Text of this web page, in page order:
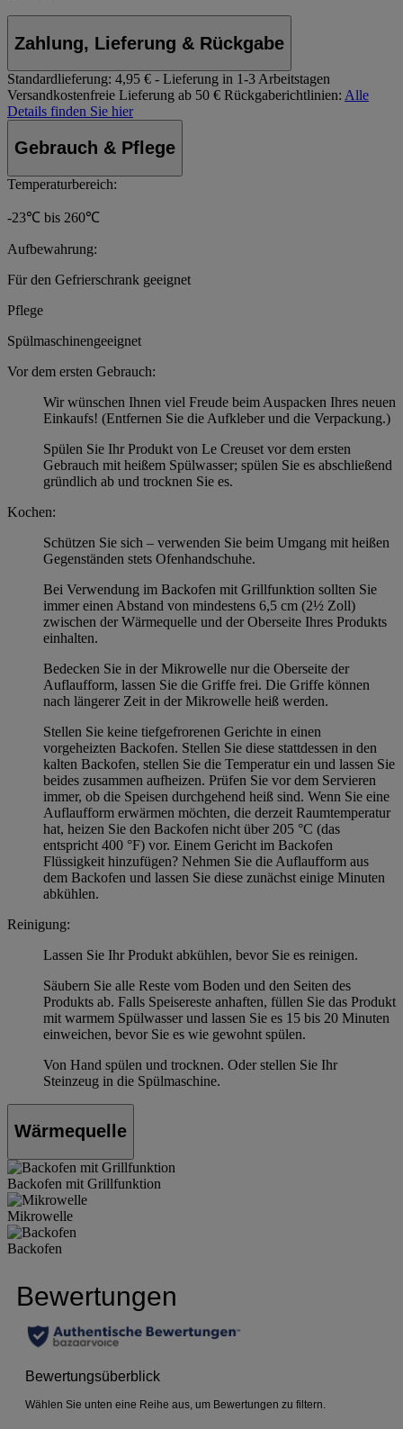
Zahlung, Lieferung & Rückgabe
Standardlieferung: 4,95 € - Lieferung in 1-3 Arbeitstagen
Versandkostenfreie Lieferung ab 50 € Rückgaberichtlinien: Alle
Details finden Sie hier
Gebrauch & Pflege
Temperaturbereich:
-23℃ bis 260℃
Aufbewahrung:
Für den Gefrierschrank geeignet
Pflege
Spülmaschinengeeignet
Vor dem ersten Gebrauch:
Wir wünschen Ihnen viel Freude beim Auspacken Ihres neuen
Einkaufs! (Entfernen Sie die Aufkleber und die Verpackung.)
Spülen Sie Ihr Produkt von Le Creuset vor dem ersten
Gebrauch mit heißem Spülwasser; spülen Sie es abschließend
gründlich ab und trocknen Sie es.
Kochen:
Schützen Sie sich – verwenden Sie beim Umgang mit heißen
Gegenständen stets Ofenhandschuhe.
Bei Verwendung im Backofen mit Grillfunktion sollten Sie
immer einen Abstand von mindestens 6,5 cm (2½ Zoll)
zwischen der Wärmequelle und der Oberseite Ihres Produkts
einhalten.
Bedecken Sie in der Mikrowelle nur die Oberseite der
Auflaufform, lassen Sie die Griffe frei. Die Griffe können
nach längerer Zeit in der Mikrowelle heiß werden.
Stellen Sie keine tiefgefrorenen Gerichte in einen
vorgeheizten Backofen. Stellen Sie diese stattdessen in den
kalten Backofen, stellen Sie die Temperatur ein und lassen Sie
beides zusammen aufheizen. Prüfen Sie vor dem Servieren
immer, ob die Speisen durchgehend heiß sind. Wenn Sie eine
Auflaufform erwärmen möchten, die derzeit Raumtemperatur
hat, heizen Sie den Backofen nicht über 205 °C (das
entspricht 400 °F) vor. Einem Gericht im Backofen
Flüssigkeit hinzufügen? Nehmen Sie die Auflaufform aus
dem Backofen und lassen Sie diese zunächst einige Minuten
abkühlen.
Reinigung:
Lassen Sie Ihr Produkt abkühlen, bevor Sie es reinigen.
Säubern Sie alle Reste vom Boden und den Seiten des
Produkts ab. Falls Speisereste anhaften, füllen Sie das Produkt
mit warmem Spülwasser und lassen Sie es 15 bis 20 Minuten
einweichen, bevor Sie es wie gewohnt spülen.
Von Hand spülen und trocknen. Oder stellen Sie Ihr
Steinzeug in die Spülmaschine.
Wärmequelle
Backofen mit Grillfunktion
Mikrowelle
Backofen